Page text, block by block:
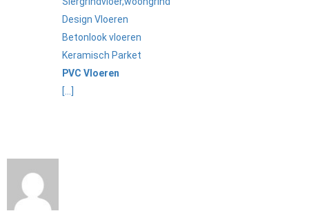
Design Vloeren
Betonlook vloeren
Keramisch Parket
PVC Vloeren
[...]